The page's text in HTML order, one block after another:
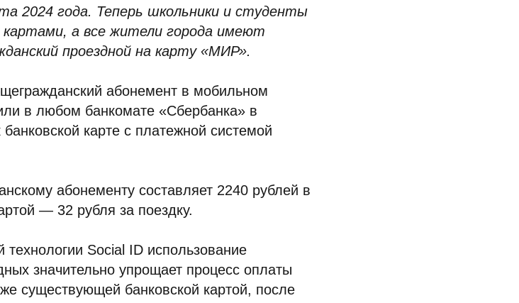
2024 года. Теперь школьники и студенты
а все жители города имеют
проездной на карту «МИР».
абонемент в мобильном
в любом банкомате «Сбербанка» в
карте с платежной системой
абонементу составляет 2240 рублей в
— 32 рубля за поездку.
Social ID использование
значительно упрощает процесс оплаты
существующей банковской картой, после